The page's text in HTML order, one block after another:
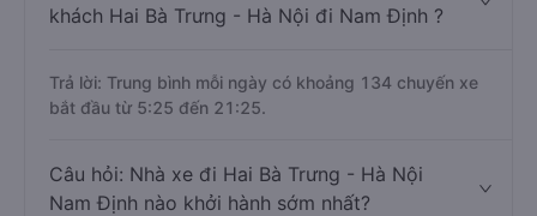
khách Hai Bà Trưng - Hà Nội đi Nam Định ?
Trả lời: Trung bình mỗi ngày có khoảng 134 chuyến xe
bắt đầu từ 5:25 đến 21:25.
Câu hỏi: Nhà xe đi Hai Bà Trưng - Hà Nội
Nam Định nào khởi hành sớm nhất?